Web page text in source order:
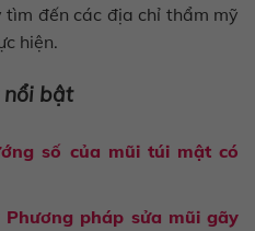
đến các địa chỉ thẩm mỹ
hiện.
nổi bật
số của mũi túi mật có
pháp sửa mũi gãy